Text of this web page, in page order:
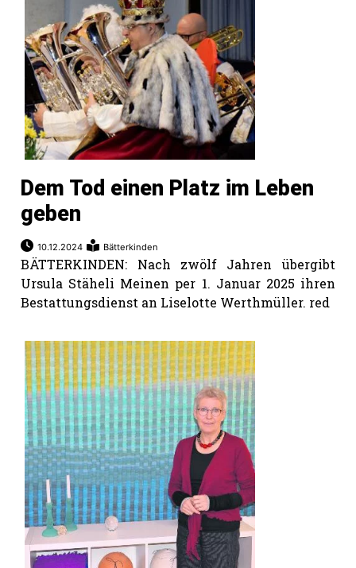
Dem Tod einen Platz im Leben
geben
10.12.2024 Bätterkinden
BÄTTERKINDEN: Nach zwölf Jahren übergibt
Ursula Stäheli Meinen per 1. Januar 2025 ihren
Bestattungsdienst an Liselotte Werthmüller. red